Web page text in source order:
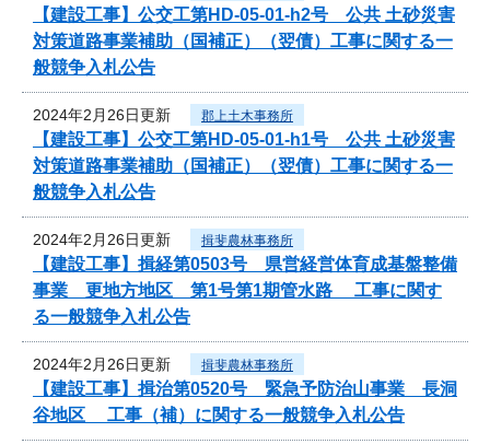
【建設工事】公交工第HD-05-01-h2号 公共 土砂災害
対策道路事業補助（国補正）（翌債）工事に関する一
般競争入札公告
2024年2月26日更新 郡上土木事務所
【建設工事】公交工第HD-05-01-h1号 公共 土砂災害
対策道路事業補助（国補正）（翌債）工事に関する一
般競争入札公告
2024年2月26日更新 揖斐農林事務所
【建設工事】揖経第0503号 県営経営体育成基盤整備
事業 更地方地区 第1号第1期管水路 工事に関す
る一般競争入札公告
2024年2月26日更新 揖斐農林事務所
【建設工事】揖治第0520号 緊急予防治山事業 長洞
谷地区 工事（補）に関する一般競争入札公告